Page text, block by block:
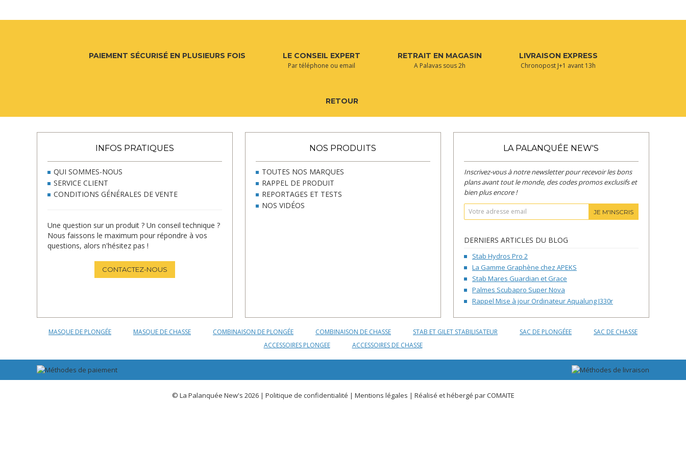
PAIEMENT SÉCURISÉ EN PLUSIEURS FOIS LE CONSEIL EXPERT
Par téléphone ou email
RETRAIT EN MAGASIN
A Palavas sous 2h
LIVRAISON EXPRESS
Chronopost J+1 avant 13h
RETOUR
INFOS PRATIQUES
QUI SOMMES-NOUS
SERVICE CLIENT
CONDITIONS GÉNÉRALES DE VENTE
Une question sur un produit ? Un conseil technique ?
Nous faissons le maximum pour répondre à vos
questions, alors n'hésitez pas !
CONTACTEZ-NOUS
NOS PRODUITS
TOUTES NOS MARQUES
RAPPEL DE PRODUIT
REPORTAGES ET TESTS
NOS VIDÉOS
LA PALANQUÉE NEW'S
Inscrivez-vous à notre newsletter pour recevoir les bons
plans avant tout le monde, des codes promos exclusifs et
bien plus encore !
JE M'INSCRIS
DERNIERS ARTICLES DU BLOG
Stab Hydros Pro 2
La Gamme Graphène chez APEKS
Stab Mares Guardian et Grace
Palmes Scubapro Super Nova
Rappel Mise à jour Ordinateur Aqualung I330r
MASQUE DE PLONGÉE MASQUE DE CHASSE COMBINAISON DE PLONGÉE COMBINAISON DE CHASSE STAB ET GILET STABILISATEUR SAC DE PLONGÉEE
SAC DE CHASSE
ACCESSOIRES PLONGEE
ACCESSOIRES DE CHASSE
© La Palanquée New's 2026 | Politique de confidentialité | Mentions légales | Réalisé et hébergé parCOMAITE